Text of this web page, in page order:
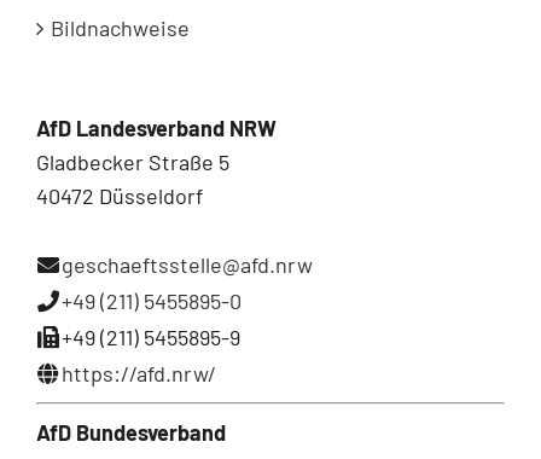
Bildnachweise
AfD Landesverband NRW
Gladbecker Straße 5
40472 Düsseldorf
geschaeftsstelle@afd.nrw
+49 (211) 5455895-0
+49 (211) 5455895-9
https://afd.nrw/
AfD Bundesverband